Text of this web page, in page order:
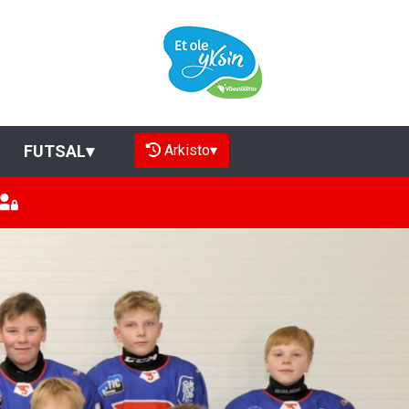
FUTSAL▾ Arkisto▾